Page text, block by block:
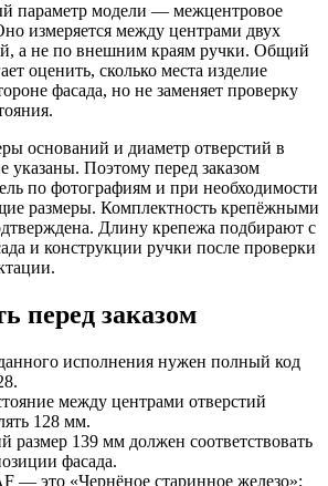
параметр модели — межцентровое
измеряется между центрами двух
а не по внешним краям ручки. Общий
оценить, сколько места изделие
фасада, но не заменяет проверку
оснований и диаметр отверстий в
указаны. Поэтому перед заказом
по фотографиям и при необходимости
размеры. Комплектность крепёжными
Длину крепежа подбирают с
и конструкции ручки после проверки
перед заказом
исполнения нужен полный код
между центрами отверстий
128 мм.
размер 139 мм должен соответствовать
фасада.
— это «Чернёное старинное железо»;